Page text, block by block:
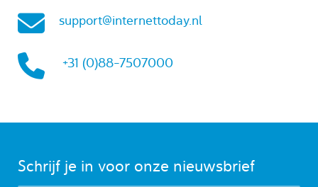
support@internettoday.nl
+31 (0)88-7507000
Schrijf je in voor onze nieuwsbrief